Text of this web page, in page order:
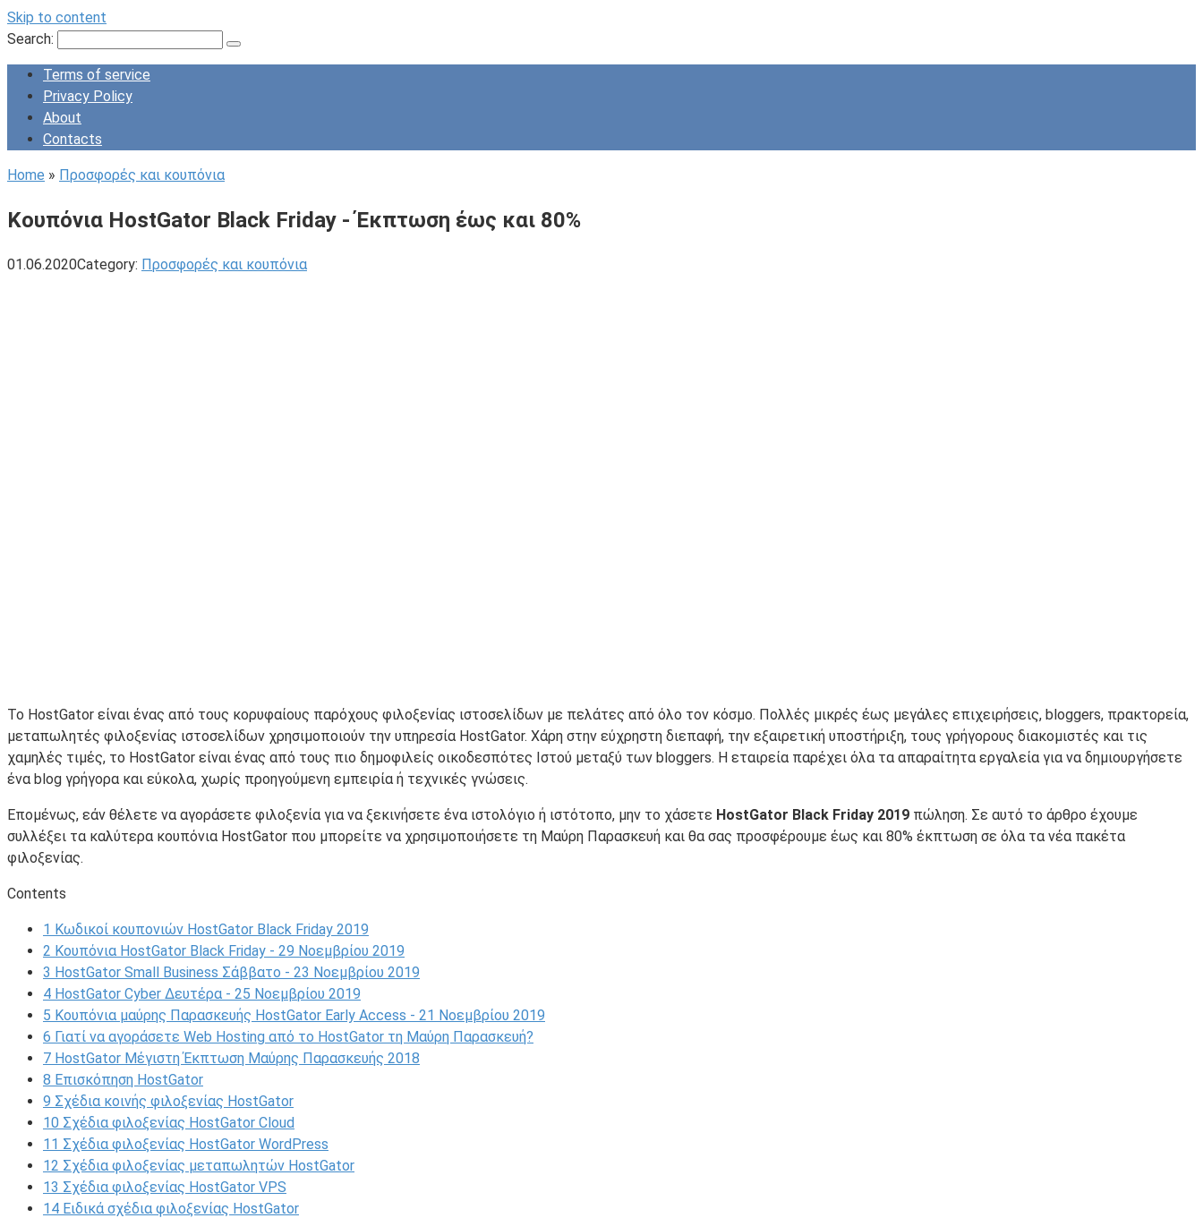
Skip to content
Search:
Terms of service
Privacy Policy
About
Contacts
Home » Προσφορές και κουπόνια
Κουπόνια HostGator Black Friday - Έκπτωση έως και 80%
01.06.2020Category: Προσφορές και κουπόνια
Το HostGator είναι ένας από τους κορυφαίους παρόχους φιλοξενίας ιστοσελίδων με πελάτες από όλο τον κόσμο. Πολλές μικρές έως μεγάλες επιχειρήσεις, bloggers, πρακτορεία,
μεταπωλητές φιλοξενίας ιστοσελίδων χρησιμοποιούν την υπηρεσία HostGator. Χάρη στην εύχρηστη διεπαφή, την εξαιρετική υποστήριξη, τους γρήγορους διακομιστές και τις
χαμηλές τιμές, το HostGator είναι ένας από τους πιο δημοφιλείς οικοδεσπότες Ιστού μεταξύ των bloggers. Η εταιρεία παρέχει όλα τα απαραίτητα εργαλεία για να δημιουργήσετε
ένα blog γρήγορα και εύκολα, χωρίς προηγούμενη εμπειρία ή τεχνικές γνώσεις.
Επομένως, εάν θέλετε να αγοράσετε φιλοξενία για να ξεκινήσετε ένα ιστολόγιο ή ιστότοπο, μην το χάσετε HostGator Black Friday 2019 πώληση. Σε αυτό το άρθρο έχουμε
συλλέξει τα καλύτερα κουπόνια HostGator που μπορείτε να χρησιμοποιήσετε τη Μαύρη Παρασκευή και θα σας προσφέρουμε έως και 80% έκπτωση σε όλα τα νέα πακέτα
φιλοξενίας.
Contents
1 Κωδικοί κουπονιών HostGator Black Friday 2019
2 Κουπόνια HostGator Black Friday - 29 Νοεμβρίου 2019
3 HostGator Small Business Σάββατο - 23 Νοεμβρίου 2019
4 HostGator Cyber ​​Δευτέρα - 25 Νοεμβρίου 2019
5 Κουπόνια μαύρης Παρασκευής HostGator Early Access - 21 Νοεμβρίου 2019
6 Γιατί να αγοράσετε Web Hosting από το HostGator τη Μαύρη Παρασκευή?
7 HostGator Μέγιστη Έκπτωση Μαύρης Παρασκευής 2018
8 Επισκόπηση HostGator
9 Σχέδια κοινής φιλοξενίας HostGator
10 Σχέδια φιλοξενίας HostGator Cloud
11 Σχέδια φιλοξενίας HostGator WordPress
12 Σχέδια φιλοξενίας μεταπωλητών HostGator
13 Σχέδια φιλοξενίας HostGator VPS
14 Ειδικά σχέδια φιλοξενίας HostGator